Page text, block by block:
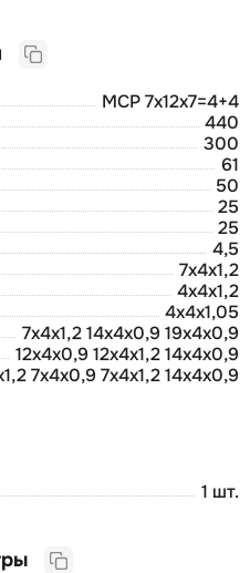
МСР 7х12х7=4+4
440
300
61
50
25
25
4,5
7х4х1,2
4х4х1,2
4х4х1,05
7х4х1,2 14х4х0,9 19х4х0,9
12х4х0,9 12х4х1,2 14х4х0,9
7х4х0,9 7х4х1,2 14х4х0,9
1 шт.